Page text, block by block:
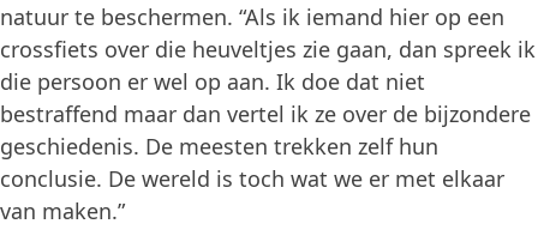
natuur te beschermen. “Als ik iemand hier op een
crossfiets over die heuveltjes zie gaan, dan spreek ik
die persoon er wel op aan. Ik doe dat niet
bestraffend maar dan vertel ik ze over de bijzondere
geschiedenis. De meesten trekken zelf hun
conclusie. De wereld is toch wat we er met elkaar
van maken.”